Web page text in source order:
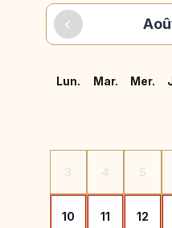
Lun. Mar. Mer.
3 4 5
10 11 12